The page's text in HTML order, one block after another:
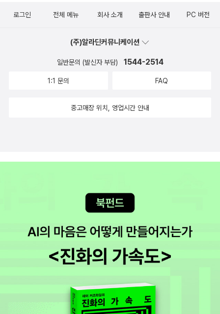
로그인 전체 메뉴 회사 소개 출판사 안내 PC 버전
(주)알라딘커뮤니케이션
일반문의 (발신자 부담) 1544-2514
1:1 문의 FAQ
중고매장 위치, 영업시간 안내